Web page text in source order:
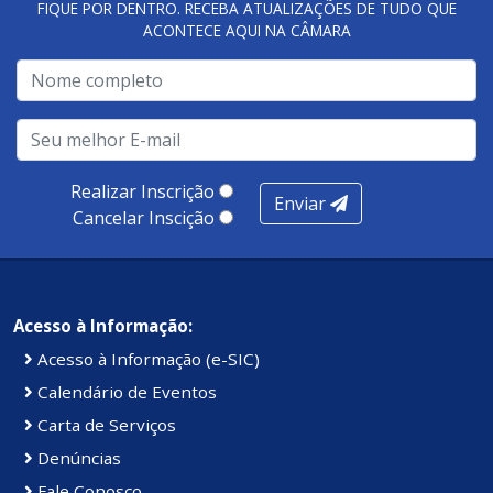
A metodologia de avaliação se concentra em 7 pilares:
qualidade no atendimento remoto, gestão, oferta /
realização de soluções, ambiente de negócios,
infraestrutura, presença digital e cobertura e
produtividade. Somados, todos as categorias totalizam
Kennedy.
FIQUE POR DENTRO. RECEBA ATUALIZAÇÕES DE TUDO QUE
ACONTECE AQUI NA CÂMARA
Realizar Inscrição
Cancelar Inscição
Enviar
Acesso à Informação:
Acesso à Informação (e-SIC)
Calendário de Eventos
Carta de Serviços
Denúncias